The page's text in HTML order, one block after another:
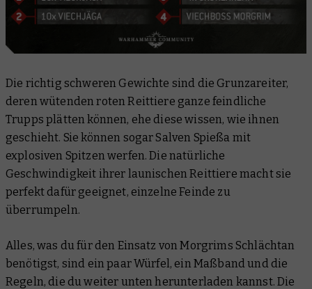
Die richtig schweren Gewichte sind die Grunzareiter,
deren wütenden roten Reittiere ganze feindliche
Trupps plätten können, ehe diese wissen, wie ihnen
geschieht. Sie können sogar Salven Spießa mit
explosiven Spitzen werfen. Die natürliche
Geschwindigkeit ihrer launischen Reittiere macht sie
perfekt dafür geeignet, einzelne Feinde zu
überrumpeln.
Alles, was du für den Einsatz von Morgrims Schlächtan
benötigst, sind ein paar Würfel, ein Maßband und die
Regeln, die du weiter unten herunterladen kannst. Die